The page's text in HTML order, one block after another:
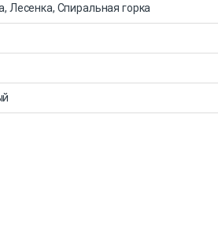
Лесенка, Спиральная горка